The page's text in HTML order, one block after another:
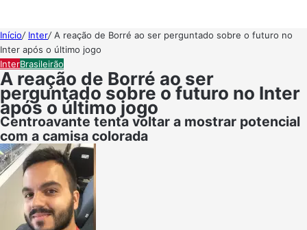
Início/ Inter/A reação de Borré ao ser perguntado sobre o futuro no
Inter após o último jogo
InterBrasileirão
A reação de Borré ao ser
perguntado sobre o futuro no Inter
após o último jogo
Centroavante tenta voltar a mostrar potencial
com a camisa colorada